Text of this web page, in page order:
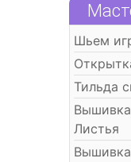
Шьем
Тильда
Листья